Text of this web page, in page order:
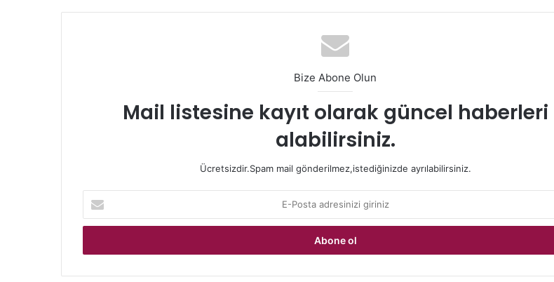
Bize Abone Olun
Mail listesine kayıt olarak güncel haberleri
alabilirsiniz.
Ücretsizdir.Spam mail gönderilmez,istediğinizde ayrılabilirsiniz.
Posta
adresinizi